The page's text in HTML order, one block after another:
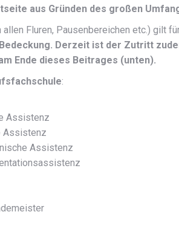
aus Gründen des großen
allen Fluren, Pausenbereichen etc.) gilt
Derzeit ist der Zutritt
Ende dieses Beitrages (unten).
:
Assistenz
Assistenz
Assistenz